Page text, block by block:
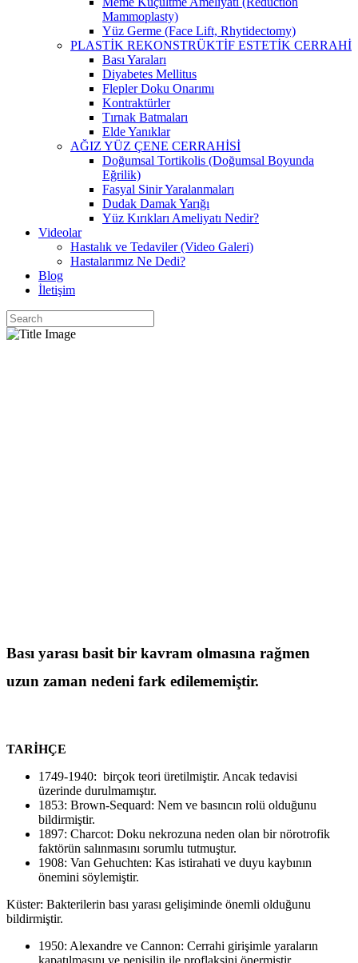
Mammoplasty)
Yüz Germe (Face Lift, Rhytidectomy)
PLASTİK REKONSTRÜKTİF ESTETİK CERRAHİ
Bası Yaraları
Diyabetes Mellitus
Flepler Doku Onarımı
Kontraktürler
Tırnak Batmaları
Elde Yanıklar
AĞIZ YÜZ ÇENE CERRAHİSİ
Doğumsal Tortikolis (Doğumsal Boyunda
Eğrilik)
Fasyal Sinir Yaralanmaları
Dudak Damak Yarığı
Yüz Kırıkları Ameliyatı Nedir?
Videolar
Hastalık ve Tedaviler (Video Galeri)
Hastalarımız Ne Dedi?
Blog
İletişim
Bası yarası basit bir kavram olmasına rağmen
uzun zaman nedeni fark edilememiştir.
TARİHÇE
1749-1940: birçok teori üretilmiştir. Ancak tedavisi
üzerinde durulmamıştır.
1853: Brown-Sequard: Nem ve basıncın rolü olduğunu
bildirmiştir.
1897: Charcot: Doku nekrozuna neden olan bir nörotrofik
faktörün salınmasını sorumlu tutmuştur.
1908: Van Gehuchten: Kas istirahati ve duyu kaybının
önemini söylemiştir.
Küster: Bakterilerin bası yarası gelişiminde önemli olduğunu
bildirmiştir.
1950: Alexandre ve Cannon: Cerrahi girişimle yaraların
kapatılmasını ve penisilin ile proflaksini önermiştir.